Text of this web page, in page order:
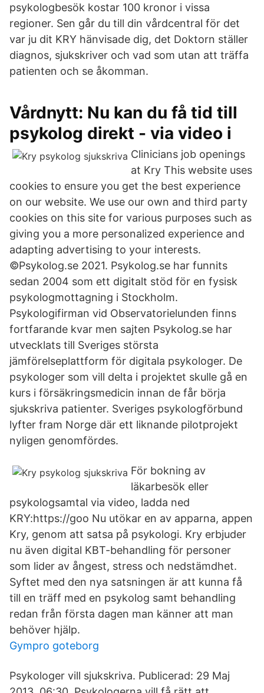
psykologbesök kostar 100 kronor i vissa
regioner. Sen går du till din vårdcentral för det
var ju dit KRY hänvisade dig, det Doktorn ställer
diagnos, sjukskriver och vad som utan att träffa
patienten och se åkomman.
Vårdnytt: Nu kan du få tid till
psykolog direkt - via video i
Clinicians job openings
at Kry This website uses
cookies to ensure you get the best experience
on our website. We use our own and third party
cookies on this site for various purposes such as
giving you a more personalized experience and
adapting advertising to your interests.
©Psykolog.se 2021. Psykolog.se har funnits
sedan 2004 som ett digitalt stöd för en fysisk
psykologmottagning i Stockholm.
Psykologifirman vid Observatorielunden finns
fortfarande kvar men sajten Psykolog.se har
utvecklats till Sveriges största
jämförelseplattform för digitala psykologer. De
psykologer som vill delta i projektet skulle gå en
kurs i försäkringsmedicin innan de får börja
sjukskriva patienter. Sveriges psykologförbund
lyfter fram Norge där ett liknande pilotprojekt
nyligen genomfördes.
För bokning av
läkarbesök eller
psykologsamtal via video, ladda ned
KRY:https://goo Nu utökar en av apparna, appen
Kry, genom att satsa på psykologi. Kry erbjuder
nu även digital KBT-behandling för personer
som lider av ångest, stress och nedstämdhet.
Syftet med den nya satsningen är att kunna få
till en träff med en psykolog samt behandling
redan från första dagen man känner att man
behöver hjälp.
Gympro goteborg
Psykologer vill sjukskriva. Publicerad: 29 Maj